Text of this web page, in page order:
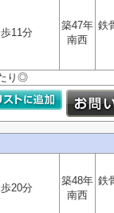
11分
築47年
南西
鉄
り◎
20分
築48年
南西
鉄